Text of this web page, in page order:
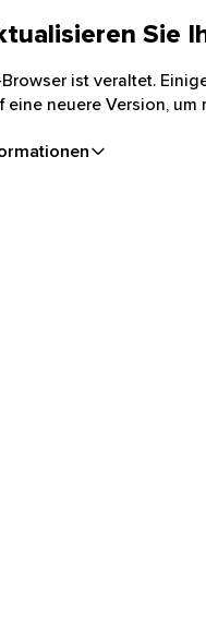
Sie
ist veraltet.
eine neuere Version,